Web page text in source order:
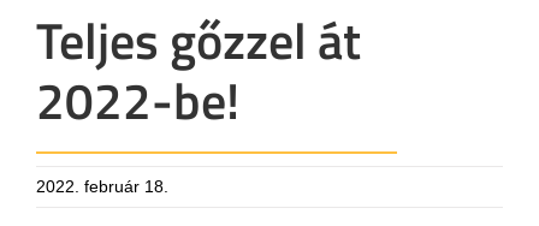
Teljes gőzzel át
2022-be!
2022. február 18.